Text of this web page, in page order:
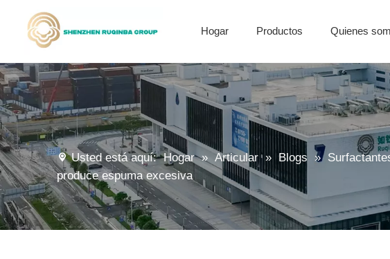
Hogar Productos Quienes
Usted está aquí: Hogar » Articular » Blogs »
produce espuma excesiva